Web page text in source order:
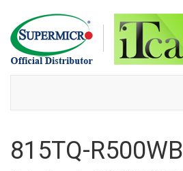
Skip
to
content
815TQ-R500WB